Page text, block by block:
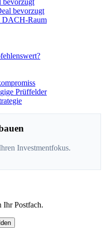
bevorzugt
DACH-Raum
Prüffelder
Investmentfokus.
Postfach.